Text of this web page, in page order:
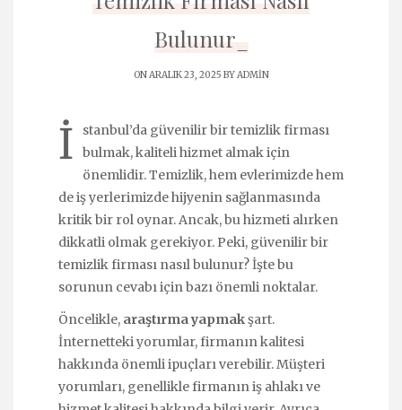
Bulunur_
ON ARALIK 23, 2025 BYADMIN
İ
stanbul’da güvenilir bir temizlik firması
bulmak, kaliteli hizmet almak için
önemlidir. Temizlik, hem evlerimizde hem
de iş yerlerimizde hijyenin sağlanmasında
kritik bir rol oynar. Ancak, bu hizmeti alırken
dikkatli olmak gerekiyor. Peki, güvenilir bir
temizlik firması nasıl bulunur? İşte bu
sorunun cevabı için bazı önemli noktalar.
Öncelikle, araştırma yapmakşart.
İnternetteki yorumlar, firmanın kalitesi
hakkında önemli ipuçları verebilir. Müşteri
yorumları, genellikle firmanın iş ahlakı ve